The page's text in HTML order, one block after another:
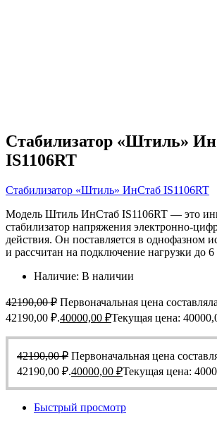
Стабилизатор «Штиль»
IS1106RT
Стабилизатор «Штиль» ИнСтаб IS1106RT
Модель Штиль ИнСтаб IS1106RT — это
стабилизатор напряжения электронно-
действия. Он поставляется в однофазном
и рассчитан на подключение нагрузки до
Наличие: В наличии
42190,00₽ Первоначальная цена составляла
42190,00 ₽.40000,00 ₽Текущая цена:
42190,00₽ Первоначальная цена
42190,00 ₽.40000,00 ₽Текущая цена:
Быстрый просмотр